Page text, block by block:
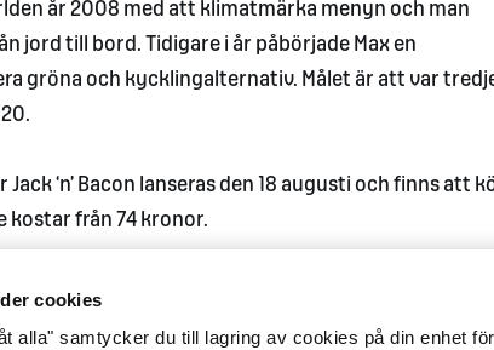
cookies
alla" samtycker du till lagring av cookies på din enhet
år 2008 med att klimatmärka menyn och man
jord till bord. Tidigare i år påbörjade Max en
gröna och kycklingalternativ. Målet är att var
‘n’ Bacon lanseras den 18 augusti och finns att
kostar från 74 kronor.